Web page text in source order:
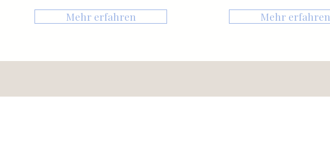
Mehr erfahren Mehr erfahren